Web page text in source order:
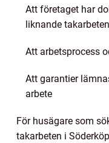
Att företaget har
liknande takarbeten
Att arbetsprocess
Att garantier
arbete
För husägare som
takarbeten i